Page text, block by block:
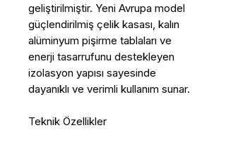
geliştirilmiştir. Yeni Avrupa model
güçlendirilmiş çelik kasası, kalın
alüminyum pişirme tablaları ve
enerji tasarrufunu destekleyen
izolasyon yapısı sayesinde
dayanıklı ve verimli kullanım sunar.
Teknik Özellikler